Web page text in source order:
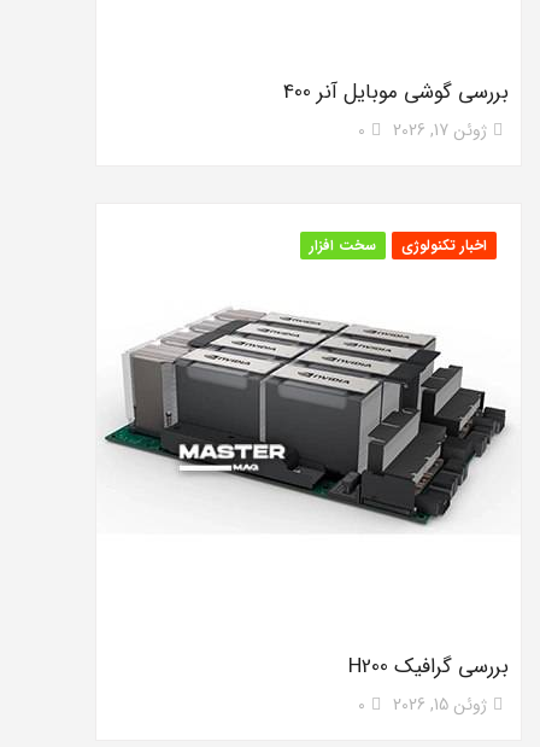
بررسی گوشی موبایل آنر 400
ژوئن 17, 2026 0
اخبار تکنولوژی سخت افزار
بررسی گرافیک H200
ژوئن 15, 2026 0